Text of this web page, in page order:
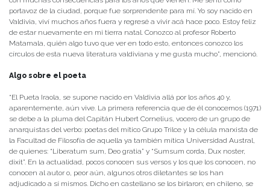
portavoz de la ciudad, porque fue sorprendente para mí. Yo soy nacido en
Valdivia, viví muchos años fuera y regresé a vivir acá hace poco. Estoy feliz
de estar nuevamente en mi tierra natal. Conozco al profesor Roberto
Matamala, quién algo tuvo que ver en todo esto, entonces conozco los
círculos de esta nueva literatura valdiviana y me gusta mucho”, mencionó.
Algo sobre el poeta
“El Pueta Iraola, se supone nacido en Valdivia allá por los años 40 y,
aparentemente, aún vive. La primera referencia que de él conocemos (1971)
se debe a la pluma del Capitán Hubert Cornelius, vocero de un grupo de
anarquistas del verbo: poetas del mítico Grupo Trilce y la célula marxista de
la Facultad de Filosofía de aquella ya también mítica Universidad Austral,
de quienes: “Liberatum sum, Deo gratia” y “Sumsum corda, Dux noster,
dixit”. En la actualidad, pocos conocen sus versos y los que los conocen, no
conocen al autor o, peor aún, algunos otros diletantes se los han
adjudicado a sí mismos. Dicho en castellano se los birlaron; en chileno, se